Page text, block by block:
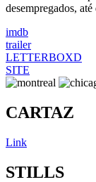
desempregados,
imdb
trailer
LETTERBOXD
SITE
CARTAZ
Link
STILLS